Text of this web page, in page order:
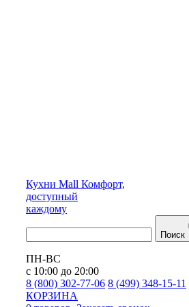
Кухни Mall Комфорт,
доступный
каждому
Поиск
ПН-ВС
с 10:00 до 20:00
8 (800) 302-77-06 8 (499) 348-15-11
КОРЗИНА